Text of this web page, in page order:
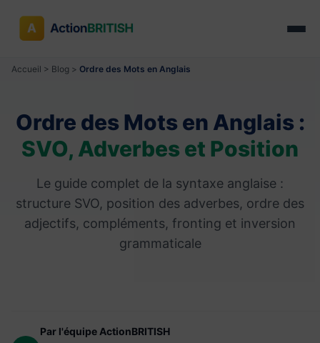
Accueil > Blog > Ordre des Mots en Anglais
Ordre des Mots en Anglais :
SVO, Adverbes et Position
Le guide complet de la syntaxe anglaise :
structure SVO, position des adverbes, ordre des
adjectifs, compléments, fronting et inversion
grammaticale
Par l'équipe ActionBRITISH